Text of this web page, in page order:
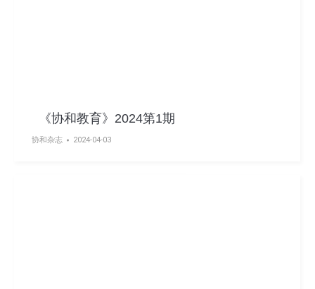
《协和教育》2024第1期
协和杂志 2024-04-03